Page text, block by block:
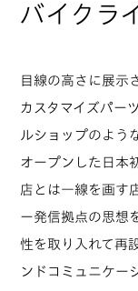
バイクラ
目線の高さに展示
カスタマイズパー
ルショップのよう
オープンした日本
店とは一線を画す
ー発信拠点の思想
性を取り入れて再
ンドコミュニケー